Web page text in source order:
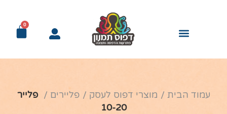
0
עמוד הבית מוצרי דפוס לעסק פליירים
פלייר
10-20